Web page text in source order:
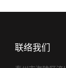
联络我们